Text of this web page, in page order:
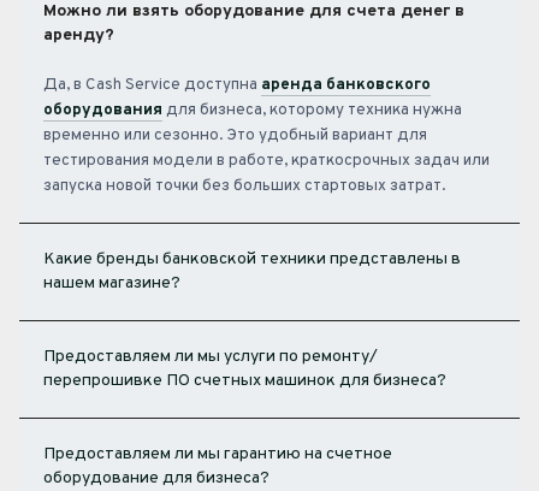
Можно ли взять оборудование для счета денег в
аренду?
Да, в Cash Service доступна аренда банковского
оборудования для бизнеса, которому техника нужна
временно или сезонно. Это удобный вариант для
тестирования модели в работе, краткосрочных задач или
запуска новой точки без больших стартовых затрат.
Какие бренды банковской техники представлены в
нашем магазине?
Предоставляем ли мы услуги по ремонту/
перепрошивке ПО счетных машинок для бизнеса?
Предоставляем ли мы гарантию на счетное
оборудование для бизнеса?